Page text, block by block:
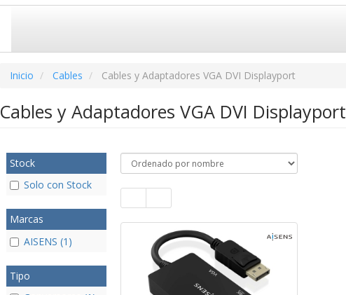
Inicio Cables Cables y Adaptadores VGA DVI Displayport
Cables y Adaptadores VGA DVI Displayport
Stock
Solo con Stock
Marcas
AISENS (1)
Tipo